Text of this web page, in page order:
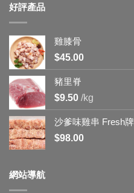
好評產品
雞膝骨
$45.00
豬里脊
$9.50 /kg
沙爹味雞串 Fresh牌
$98.00
網站導航